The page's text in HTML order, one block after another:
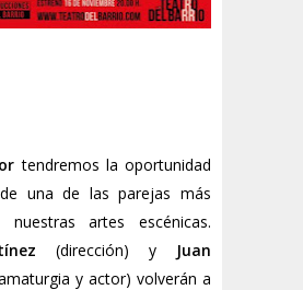
tendremos la oportunidad
una de las parejas más
nuestras artes escénicas.
(dirección) y
Juan
y actor) volverán a